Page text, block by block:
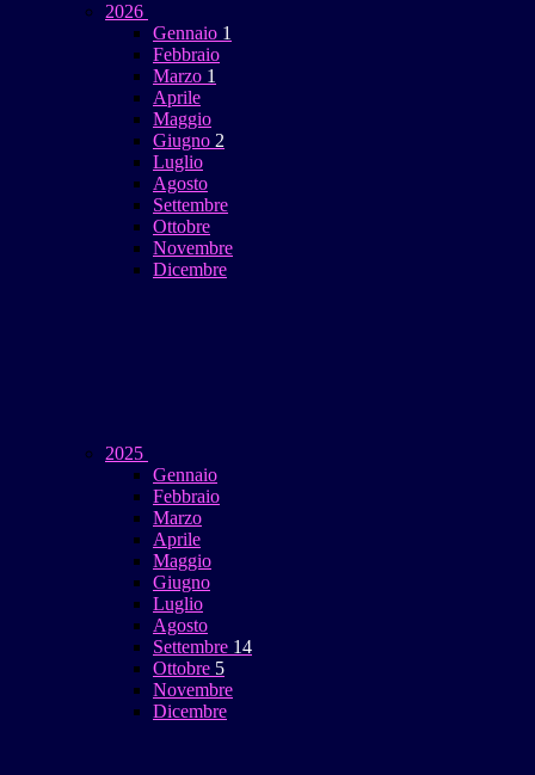
2026
Gennaio 1
Febbraio
Marzo 1
Aprile
Maggio
Giugno 2
Luglio
Agosto
Settembre
Ottobre
Novembre
Dicembre
2025
Gennaio
Febbraio
Marzo
Aprile
Maggio
Giugno
Luglio
Agosto
Settembre 14
Ottobre 5
Novembre
Dicembre